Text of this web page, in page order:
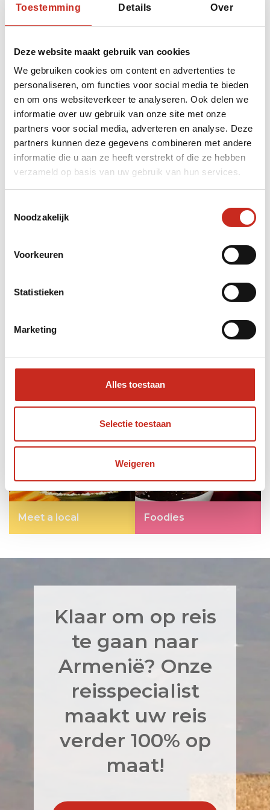
Toestemming Details Over
Deze website maakt gebruik van cookies
We gebruiken cookies om content en advertenties te
personaliseren, om functies voor social media te bieden
en om ons websiteverkeer te analyseren. Ook delen we
informatie over uw gebruik van onze site met onze
partners voor social media, adverteren en analyse. Deze
partners kunnen deze gegevens combineren met andere
informatie die u aan ze heeft verstrekt of die ze hebben
verzameld op basis van uw gebruik van hun services.
Noodzakelijk
Voorkeuren
Statistieken
Marketing
Alles toestaan
Selectie toestaan
Weigeren
Leg de focus op Actief (wandelingen in de
bergen op verschillende plekken in Armenië);
Kies voor lokale beleving, met persoonlijke
Meet-a-local-activiteiten;
Avontuurlijke activiteiten, voor een Ruige
belevenis Ruig (ga off the beaten track, en
beklim bijvoorbeeld de hoogste berg van
Armenië);
Meet a local Foodies
Klaar om op reis
te gaan naar
Armenië? Onze
reisspecialist
maakt uw reis
verder 100% op
maat!